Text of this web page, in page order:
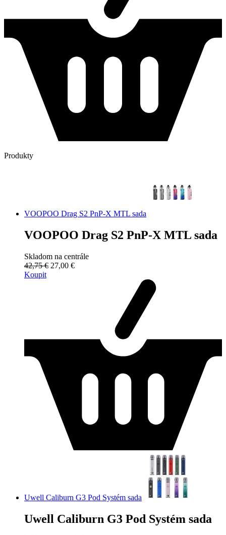
Produkty
VOOPOO Drag S2 PnP-X MTL sada
VOOPOO Drag S2 PnP-X MTL sada
Skladom na centrále
42,75 € 27,00 €
Koupit
Uwell Caliburn G3 Pod Systém sada
Uwell Caliburn G3 Pod Systém sada